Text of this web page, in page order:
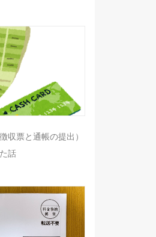
収票と通帳の提出）
話